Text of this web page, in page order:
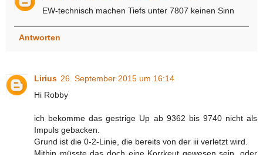
EW-technisch machen Tiefs unter 7807 keinen Sinn
Antworten
Lirius 26. September 2015 um 16:14
Hi Robby
ich bekomme das gestrige Up ab 9362 bis 9740 nicht als
Impuls gebacken.
Grund ist die 0-2-Linie, die bereits von der iii verletzt wird.
Mithin müsste das doch eine Korrkeut gewesen sein, oder